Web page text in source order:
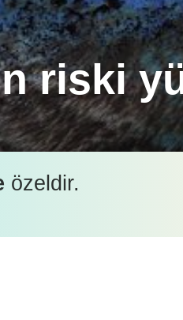
riski
ve kedilerde
özeldir.